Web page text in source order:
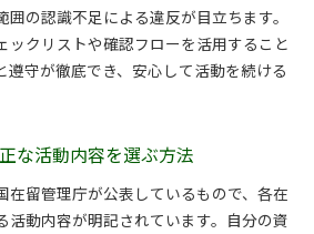
の認識不足による違反が目立ちます。
ックリストや確認フローを活用すること
遵守が徹底でき、安心して活動を続ける
な活動内容を選ぶ方法
在留管理庁が公表しているもので、各在
活動内容が明記されています。自分の資